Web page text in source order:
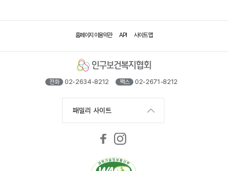
지 이
지
이
지 이
홈페이지 이용약관 API 사이트 맵
전화 02-2634-8212 팩스 02-2671-8212
패밀리 사이트